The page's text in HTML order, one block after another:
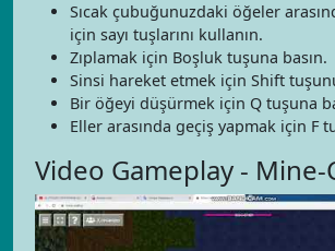
Sıcak çubuğunuzdaki öğeler
için sayı tuşlarını kullanın.
Zıplamak için Boşluk tuşuna basın.
Sinsi hareket etmek için Shift
Bir öğeyi düşürmek için Q tuşuna
Eller arasında geçiş yapmak için F
Video Gameplay -